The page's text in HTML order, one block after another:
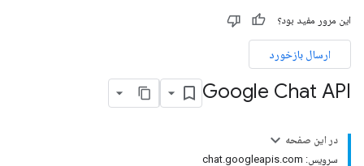
این مرور مفید بود؟
ارسال بازخورد
Google Chat API
در این صفحه
سرویس: chat.googleapis.com